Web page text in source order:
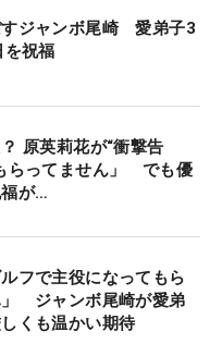
すジャンボ尾崎 愛弟子3
を祝福
原英莉花が“衝撃告
らってません」 でも優
が…
フで主役になってもら
」 ジャンボ尾崎が愛弟
くも温かい期待